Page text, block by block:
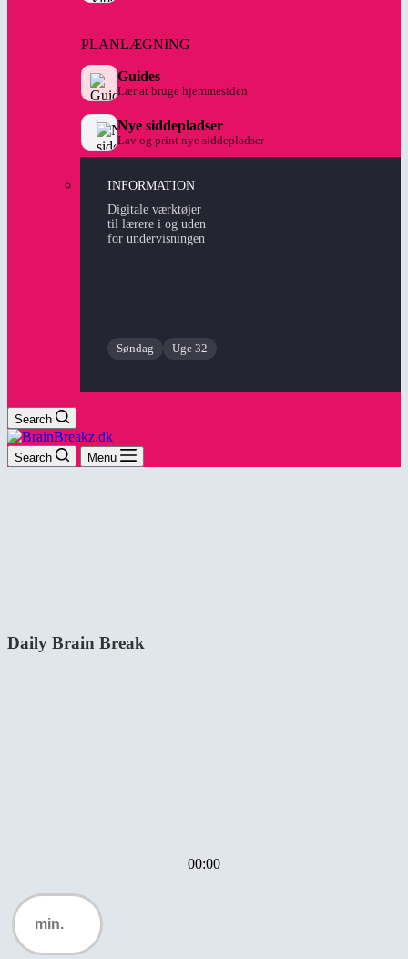
PLANLÆGNING
Guides
Lær at bruge hjemmesiden
Nye siddepladser
Lav og print nye siddepladser
INFORMATION
Digitale værktøjer
til lærere i og uden
for undervisningen
Søndag Uge 32
Search
Search Menu
Daily Brain Break
00:00